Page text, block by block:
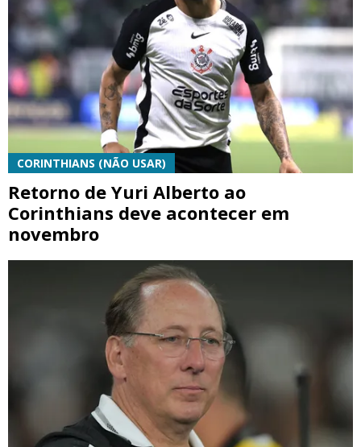
CORINTHIANS (NÃO USAR)
Retorno de Yuri Alberto ao
Corinthians deve acontecer em
novembro